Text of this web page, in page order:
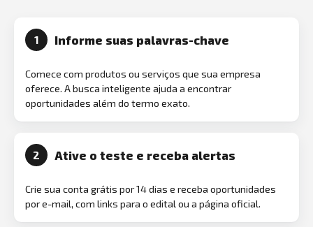
1 Informe suas palavras-chave
Comece com produtos ou serviços que sua empresa
oferece. A busca inteligente ajuda a encontrar
oportunidades além do termo exato.
2 Ative o teste e receba alertas
Crie sua conta grátis por 14 dias e receba oportunidades
por e-mail, com links para o edital ou a página oficial.